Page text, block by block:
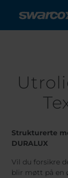
Nyheter &
Strukturerte
DURALUX
Vil du forsikre
blir møtt på en